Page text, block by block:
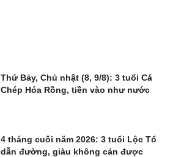
Thứ Bảy, Chủ nhật (8, 9/8): 3 tuổi Cá
Chép Hóa Rồng, tiền vào như nước
4 tháng cuối năm 2026: 3 tuổi Lộc Tổ
dẫn đường, giàu không cản được